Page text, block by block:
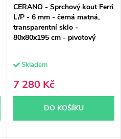
CERANO - Sprchový kout Ferri
L/P - 6 mm - černá matná,
transparentní sklo -
80x80x195 cm - pivotový
Skladem
7 280 Kč
DO KOŠÍKU